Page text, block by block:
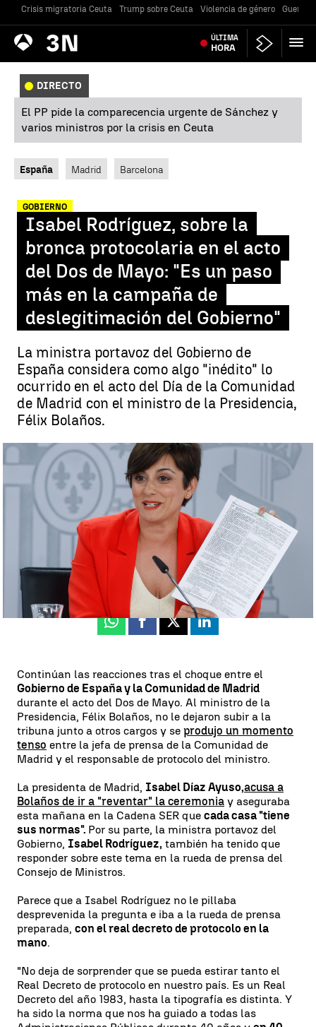
Crisis migratoria Ceuta Trump sobre Ceuta Violencia de género Guerra
Antena
3 Noticias ÚLTIMA
HORA
DIRECTO
El PP pide la comparecencia urgente de Sánchez y
varios ministros por la crisis en Ceuta
España Madrid Barcelona
GOBIERNO
Isabel Rodríguez, sobre la
bronca protocolaria en el acto
del Dos de Mayo: "Es un paso
más en la campaña de
deslegitimación del Gobierno"
La ministra portavoz del Gobierno de
España considera como algo "inédito" lo
ocurrido en el acto del Día de la Comunidad
de Madrid con el ministro de la Presidencia,
Félix Bolaños.
Las explicaciones del Gobierno tras el veto a Bolaños en Madrid |
EFE
Rosario Miñano
Actualizado:
03 de mayo de 2023, 14:49
Publicado: 03 de mayo de 2023, 14:16
Whatsapp
Facebook
X Linkedin
Continúan las reacciones tras el choque entre el
Gobierno de España y la Comunidad de Madrid
durante el acto del Dos de Mayo. Al ministro de la
Presidencia, Félix Bolaños, no le dejaron subir a la
tribuna junto a otros cargos y se produjo un momento
tenso entre la jefa de prensa de la Comunidad de
Madrid y el responsable de protocolo del ministro.
La presidenta de Madrid, Isabel Díaz Ayuso,acusa a
Bolaños de ir a "reventar" la ceremonia y aseguraba
esta mañana en la Cadena SER que cada casa "tiene
sus normas". Por su parte, la ministra portavoz del
Gobierno, Isabel Rodríguez, también ha tenido que
responder sobre este tema en la rueda de prensa del
Consejo de Ministros.
Parece que a Isabel Rodríguez no le pillaba
desprevenida la pregunta e iba a la rueda de prensa
preparada, con el real decreto de protocolo en la
mano.
"No deja de sorprender que se pueda estirar tanto el
Real Decreto de protocolo en nuestro país. Es un Real
Decreto del año 1983, hasta la tipografía es distinta. Y
ha sido la norma que nos ha guiado a todas las